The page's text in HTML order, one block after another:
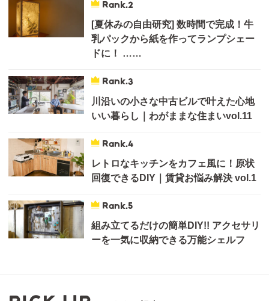
Rank.
[夏休みの自由研究] 数時間で完成！牛
乳パックから紙を作ってランプシェー
ドに！ ……
Rank.
川沿いの小さな中古ビルで叶えた心地
いい暮らし｜わがままな住まいvol.11
Rank.
レトロなキッチンをカフェ風に！原状
回復できるDIY｜賃貸お悩み解決 vol.1
Rank.
組み立てるだけの簡単DIY!! アクセサリ
ーを一気に収納できる万能シェルフ